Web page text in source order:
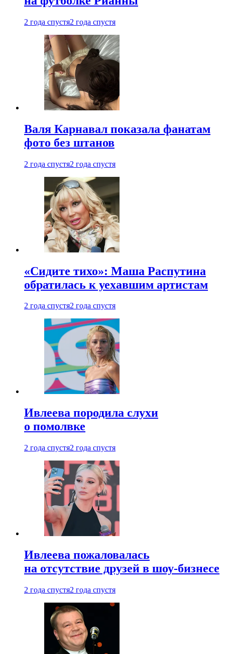
2 года спустя2 года спустя
Валя Карнавал показала фанатам
фото без штанов
2 года спустя2 года спустя
«Сидите тихо»: Маша Распутина
обратилась к уехавшим артистам
2 года спустя2 года спустя
Ивлеева породила слухи
о помолвке
2 года спустя2 года спустя
Ивлеева пожаловалась
на отсутствие друзей в шоу-бизнесе
2 года спустя2 года спустя